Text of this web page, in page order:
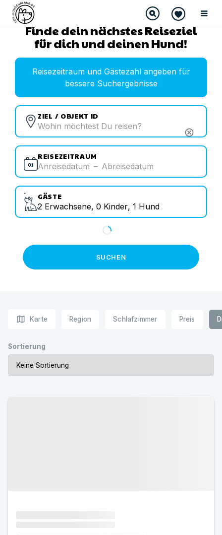
Finde dein nächstes Reiseziel
für dich und deinen Hund!
Reisezeitraum und Gästezahl angeben für
bessere Suchergebnisse
ZIEL / OBJEKT ID
cancel
REISEZEITRAUM
Anreisedatum – Abreisedatum
GÄSTE
2 Erwachsene, 0 Kinder, 1 Hund
SUCHEN
map Karte Region Schlafzimmer Preis
Sortierung